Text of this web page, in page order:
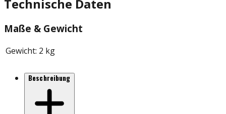
Technische Daten
Maße & Gewicht
Gewicht: 2 kg
Beschreibung